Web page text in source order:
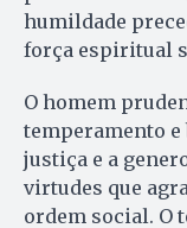
humildade
força espiritual
O homem
temperamento e
justiça e a
virtudes que
ordem social. O